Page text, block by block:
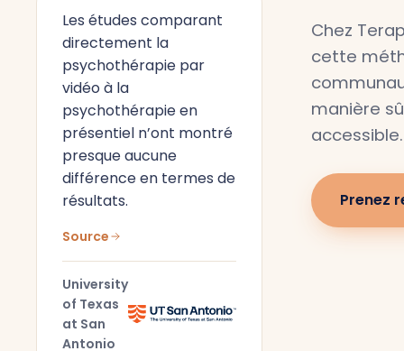
Les études comparant
directement la
psychothérapie par
vidéo à la
psychothérapie en
présentiel n’ont montré
presque aucune
différence en termes de
résultats.
Source
University
of Texas
at San
Antonio
Chez
cette
manière
accessible.
Prenez